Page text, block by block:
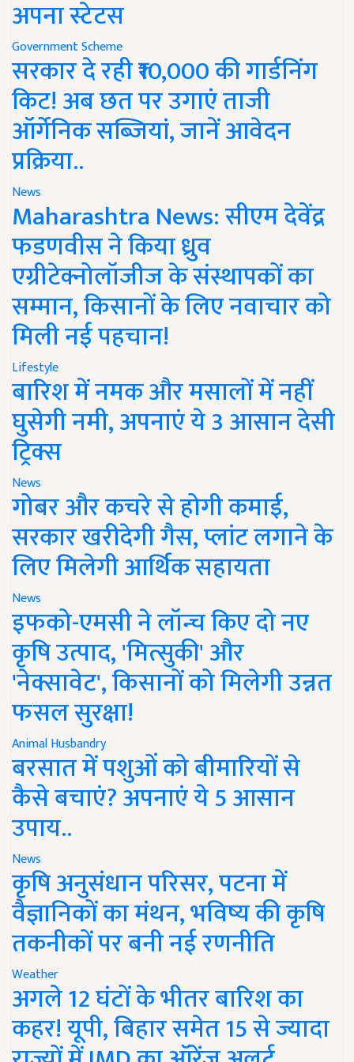
अपना स्टेटस
Government Scheme
सरकार दे रही ₹10,000 की गार्डनिंग
किट! अब छत पर उगाएं ताजी
ऑर्गेनिक सब्जियां, जानें आवेदन
प्रक्रिया..
News
Maharashtra News: सीएम देवेंद्र
फडणवीस ने किया ध्रुव
एग्रीटेक्नोलॉजीज के संस्थापकों का
सम्मान, किसानों के लिए नवाचार को
मिली नई पहचान!
Lifestyle
बारिश में नमक और मसालों में नहीं
घुसेगी नमी, अपनाएं ये 3 आसान देसी
ट्रिक्स
News
गोबर और कचरे से होगी कमाई,
सरकार खरीदेगी गैस, प्लांट लगाने के
लिए मिलेगी आर्थिक सहायता
News
इफको-एमसी ने लॉन्च किए दो नए
कृषि उत्पाद, 'मित्सुकी' और
'नेक्सावेट', किसानों को मिलेगी उन्नत
फसल सुरक्षा!
Animal Husbandry
बरसात में पशुओं को बीमारियों से
कैसे बचाएं? अपनाएं ये 5 आसान
उपाय..
News
कृषि अनुसंधान परिसर, पटना में
वैज्ञानिकों का मंथन, भविष्य की कृषि
तकनीकों पर बनी नई रणनीति
Weather
अगले 12 घंटों के भीतर बारिश का
कहर! यूपी, बिहार समेत 15 से ज्यादा